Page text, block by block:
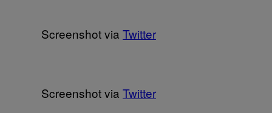
Screenshot via Twitter
Screenshot via Twitter